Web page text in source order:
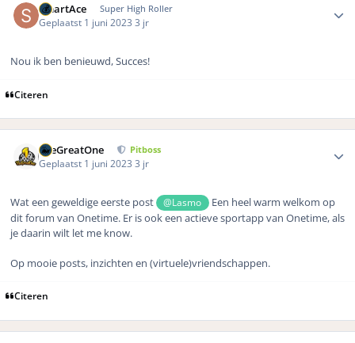
SmartAce Super High Roller
Geplaatst 1 juni 2023 3 jr
Nou ik ben benieuwd, Succes!
Citeren
TheGreatOne Pitboss
Geplaatst 1 juni 2023 3 jr
Wat een geweldige eerste post @Lasmo
Een heel warm welkom op
dit forum van Onetime. Er is ook een actieve sportapp van Onetime, als
je daarin wilt let me know.
Op mooie posts, inzichten en (virtuele)vriendschappen.
Citeren